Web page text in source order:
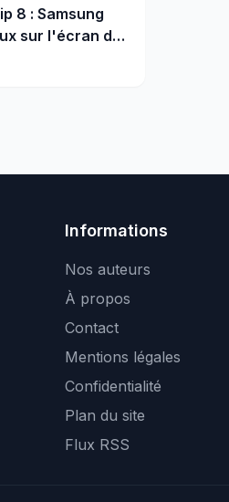
8 : Samsung
sur l'écran de
Informations
Nos auteurs
À propos
Contact
Mentions légales
Confidentialité
Plan du site
Flux RSS